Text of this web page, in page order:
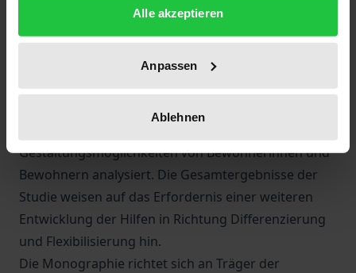
Alle akzeptieren
Anpassen
Ablehnen
über die Gesamtzahl der Wohneinrichtungen und
die in ihnen bereitstehenden Plätze, über
konzeptionelle Ausrichtungen und
Ausstattungsmerkmale. Orientiert an dem
Gestaltungsmöglichkeiten von Bewohnerinnen und
Bewohnern analysiert. Die Gesamtergebnisse der
Studie weisen auf das Erfordernis einer weiteren
Entwicklung der Hilfen in Richtung Differenzierung
und Flexibilisierung hin.
Die Monographie richtet sich an Träger der